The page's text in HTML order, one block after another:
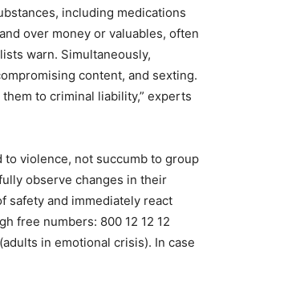
including medications
over money or valuables, often
warn. Simultaneously,
content, and sexting.
to criminal liability,” experts
violence, not succumb to group
observe changes in their
safety and immediately react
free numbers: 800 12 12 12
in emotional crisis). In case